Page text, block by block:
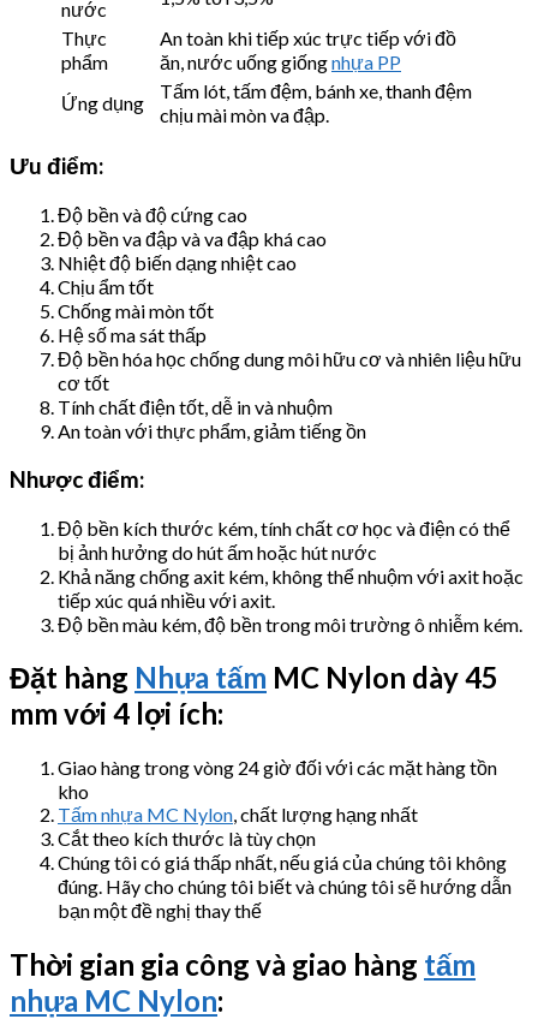
nước
Thực
phẩm
An toàn khi tiếp xúc trực tiếp với đồ
ăn, nước uống giốngnhựa PP
Ứng dụng
Tấm lót, tấm đệm, bánh xe, thanh đệm
chịu mài mòn va đập.
Ưu điểm:
Độ bền và độ cứng cao
Độ bền va đập và va đập khá cao
Nhiệt độ biến dạng nhiệt cao
Chịu ẩm tốt
Chống mài mòn tốt
Hệ số ma sát thấp
Độ bền hóa học chống dung môi hữu cơ và nhiên liệu hữu
cơ tốt
Tính chất điện tốt, dễ in và nhuộm
An toàn với thực phẩm, giảm tiếng ồn
Nhược điểm:
Độ bền kích thước kém, tính chất cơ học và điện có thể
bị ảnh hưởng do hút ấm hoặc hút nước
Khả năng chống axit kém, không thể nhuộm với axit hoặc
tiếp xúc quá nhiều với axit.
Độ bền màu kém, độ bền trong môi trường ô nhiễm kém.
Đặt hàng Nhựa tấm MC Nylon dày 45
mm với 4 lợi ích:
Giao hàng trong vòng 24 giờ đối với các mặt hàng tồn
kho
Tấm nhựa MC Nylon, chất lượng hạng nhất
Cắt theo kích thước là tùy chọn
Chúng tôi có giá thấp nhất, nếu giá của chúng tôi không
đúng. Hãy cho chúng tôi biết và chúng tôi sẽ hướng dẫn
bạn một đề nghị thay thế
Thời gian gia công và giao hàng tấm
nhựa MC Nylon: